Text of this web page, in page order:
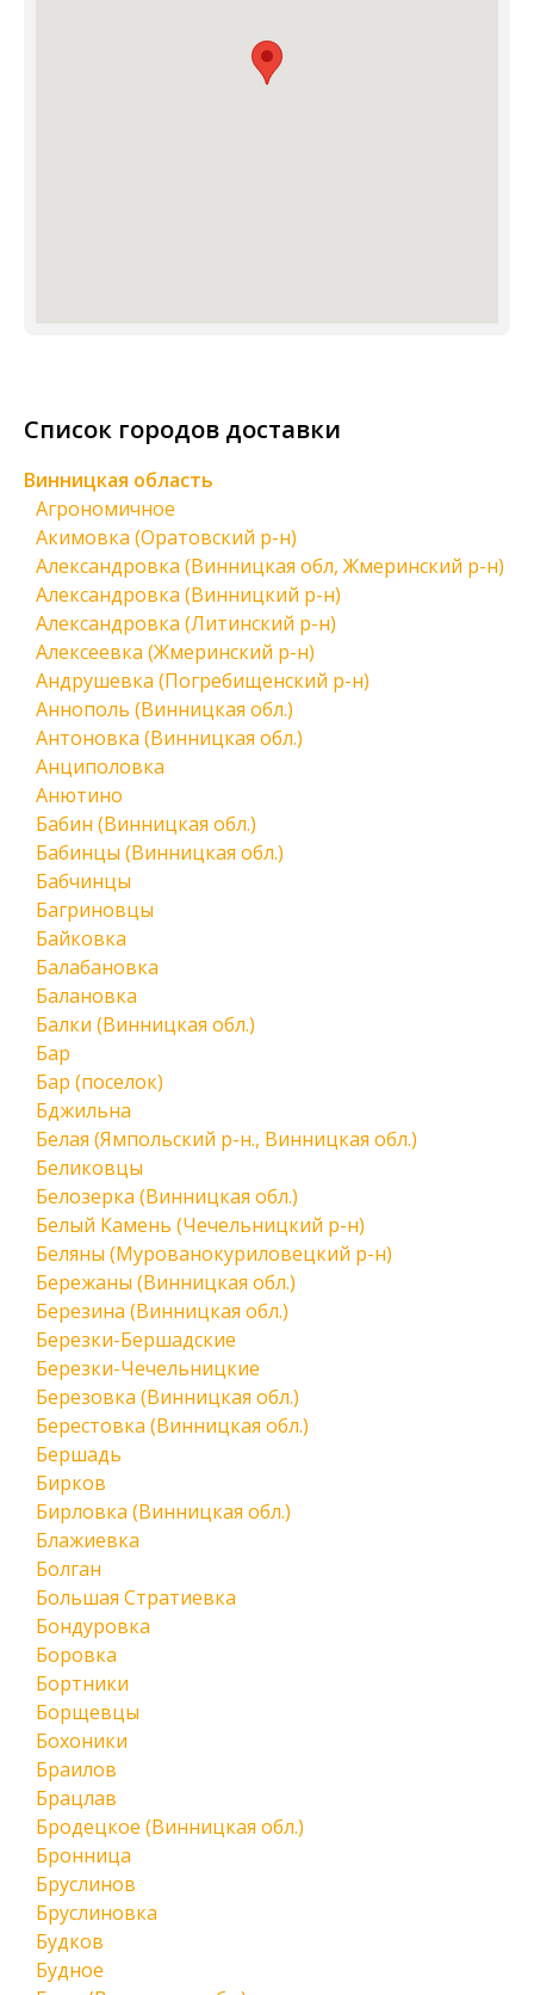
Список городов доставки
Винницкая область
Агрономичное
Акимовка (Оратовский р-н)
Александровка (Винницкая обл, Жмеринский р-н)
Александровка (Винницкий р-н)
Александровка (Литинский р-н)
Алексеевка (Жмеринский р-н)
Андрушевка (Погребищенский р-н)
Аннополь (Винницкая обл.)
Антоновка (Винницкая обл.)
Анциполовка
Анютино
Бабин (Винницкая обл.)
Бабинцы (Винницкая обл.)
Бабчинцы
Багриновцы
Байковка
Балабановка
Балановка
Балки (Винницкая обл.)
Бар
Бар (поселок)
Бджильна
Белая (Ямпольский р-н., Винницкая обл.)
Беликовцы
Белозерка (Винницкая обл.)
Белый Камень (Чечельницкий р-н)
Беляны (Мурованокуриловецкий р-н)
Бережаны (Винницкая обл.)
Березина (Винницкая обл.)
Березки-Бершадские
Березки-Чечельницкие
Березовка (Винницкая обл.)
Берестовка (Винницкая обл.)
Бершадь
Бирков
Бирловка (Винницкая обл.)
Блажиевка
Болган
Большая Стратиевка
Бондуровка
Боровка
Бортники
Борщевцы
Бохоники
Браилов
Брацлав
Бродецкое (Винницкая обл.)
Бронница
Бруслинов
Бруслиновка
Будков
Будное